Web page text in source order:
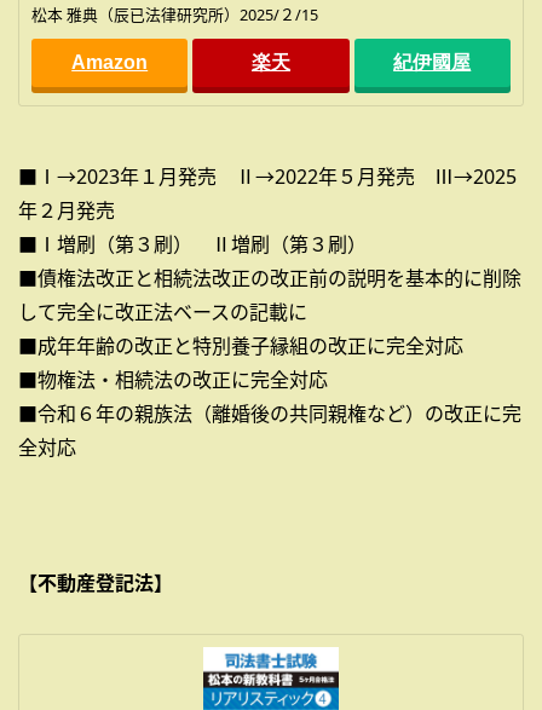
松本 雅典（辰已法律研究所）2025/２/15
Amazon 楽天 紀伊國屋
■Ⅰ→2023年１月発売 Ⅱ→2022年５月発売 Ⅲ→2025
年２月発売
■Ⅰ増刷（第３刷） Ⅱ増刷（第３刷）
■債権法改正と相続法改正の改正前の説明を基本的に削除
して完全に改正法ベースの記載に
■成年年齢の改正と特別養子縁組の改正に完全対応
■物権法・相続法の改正に完全対応
■令和６年の親族法（離婚後の共同親権など）の改正に完
全対応
【不動産登記法】